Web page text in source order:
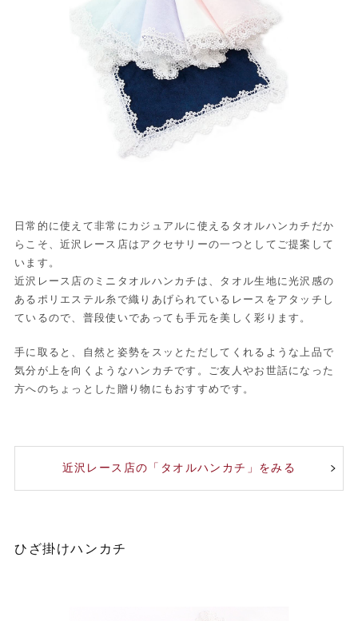
日常的に使えて非常にカジュアルに使えるタオルハンカチだか
らこそ、近沢レース店はアクセサリーの一つとしてご提案して
います。
近沢レース店のミニタオルハンカチは、タオル生地に光沢感の
あるポリエステル糸で織りあげられているレースをアタッチし
ているので、普段使いであっても手元を美しく彩ります。
手に取ると、自然と姿勢をスッとただしてくれるような上品で
気分が上を向くようなハンカチです。ご友人やお世話になった
方へのちょっとした贈り物にもおすすめです。
近沢レース店の「タオルハンカチ」をみる
ひざ掛けハンカチ